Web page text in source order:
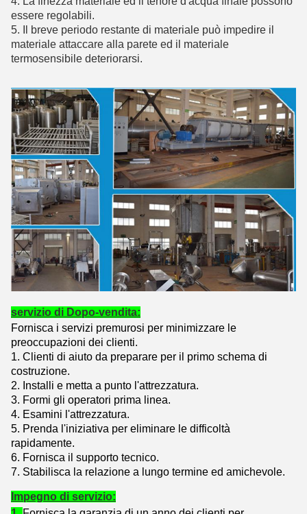
essere regolabili.
5. Il breve periodo restante di materiale può impedire il
materiale attaccare alla parete ed il materiale
termosensibile deteriorarsi.
servizio di Dopo-vendita:
Fornisca i servizi premurosi per minimizzare le
preoccupazioni dei clienti.
1. Clienti di aiuto da preparare per il primo schema di
costruzione.
2. Installi e metta a punto l'attrezzatura.
3. Formi gli operatori prima linea.
4. Esamini l'attrezzatura.
5. Prenda l'iniziativa per eliminare le difficoltà
rapidamente.
6. Fornisca il supporto tecnico.
7. Stabilisca la relazione a lungo termine ed amichevole.
Impegno di servizio: